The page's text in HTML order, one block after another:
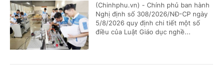
(Chinhphu.vn) - Chính phủ ban hành
Nghị định số 308/2026/NĐ-CP ngày
5/8/2026 quy định chi tiết một số
điều của Luật Giáo dục nghề...